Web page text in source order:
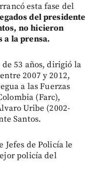
esta fase del
del presidente
no hicieron
a la prensa.
53 años, dirigió la
2007 y 2012,
a las Fuerzas
(Farc),
Uribe (2002-
Santos.
Jefes de Policía le
policía del